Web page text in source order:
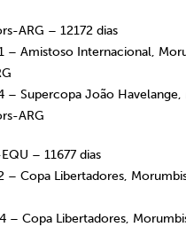
ARG – 12172 dias
– Amistoso Internacional,
– Supercopa João Havelange,
ARG
– 11677 dias
– Copa Libertadores,
– Copa Libertadores,